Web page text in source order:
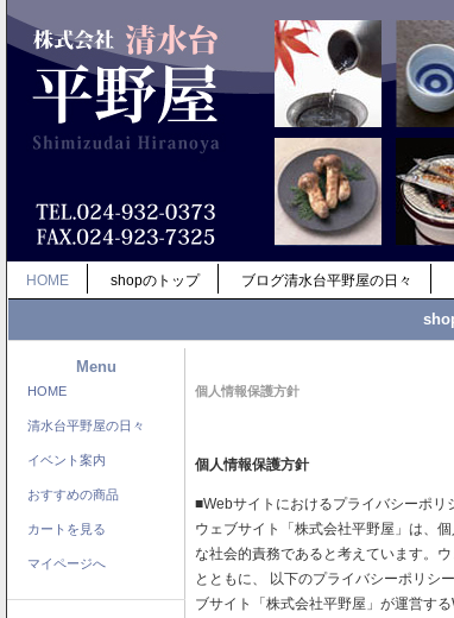
HOME shopのトップ ブログ清水台平野屋の日々
Menu
HOME
清水台平野屋の日々
イベント案内
おすすめの商品
カートを見る
マイページへ
個人情報保護方針
個人情報保護方針
■Webサイトにおけるプライバシーポリ
ウェブサイト「株式会社平野屋」は、
な社会的責務であると考えています。
とともに、 以下のプライバシーポリシ
ブサイト「株式会社平野屋」が運営す